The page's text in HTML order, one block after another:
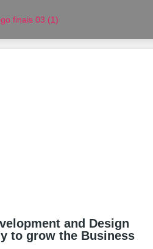
and Design
to grow the Business